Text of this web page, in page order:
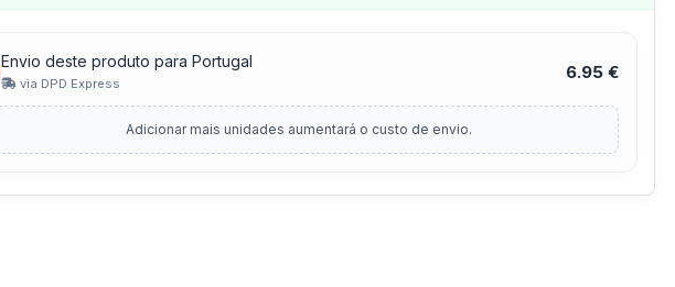
Envio deste produto para Portugal
via DPD Express
6.95 €
Adicionar mais unidades aumentará o custo de envio.